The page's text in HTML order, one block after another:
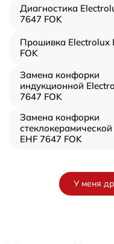
Диагностика
7647 FOK
Прошивка Electrolux
FOK
Замена конфорки
индукционной
7647 FOK
Замена конфорки
EHF 7647 FOK
У меня